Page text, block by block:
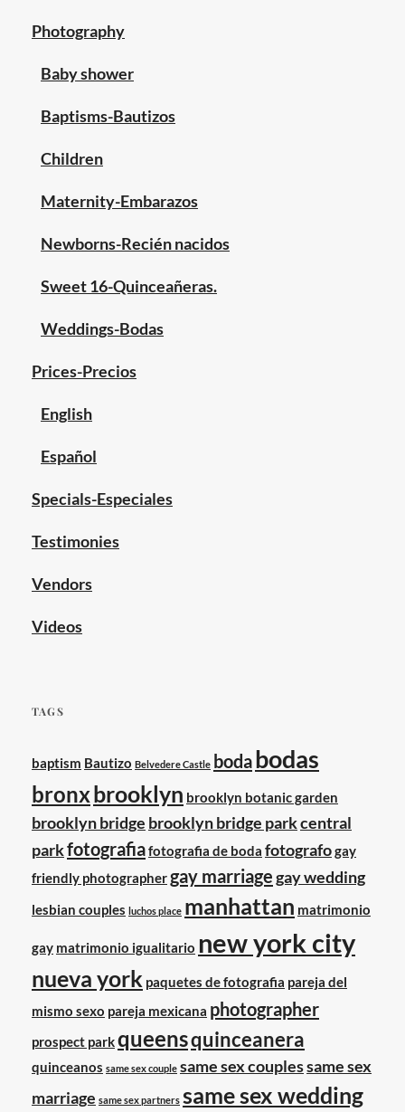
Photography
Baby shower
Baptisms-Bautizos
Children
Maternity-Embarazos
Newborns-Recién nacidos
Sweet 16-Quinceañeras.
Weddings-Bodas
Prices-Precios
English
Español
Specials-Especiales
Testimonies
Vendors
Videos
TAGS
baptism Bautizo Belvedere Castle bodabodas
bronxbrooklyn brooklyn botanic garden
brooklyn bridge brooklyn bridge parkcentral
parkfotografiafotografia de boda fotografogay
friendly photographergay marriagegay wedding
lesbian couples luchos place manhattan matrimonio
gay matrimonio igualitario new york city
nueva york paquetes de fotografia pareja del
mismo sexo pareja mexicana photographer
prospect parkqueensquinceanera
quinceanos same sex couple same sex couplessame sex
marriage same sex partners same sex wedding